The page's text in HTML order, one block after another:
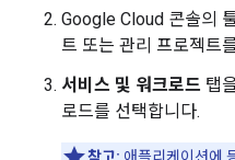
Google Cloud 콘솔의
트 또는 관리 프로젝트
서비스 및 워크로드 탭
로드를 선택합니다.
참고: 애플리케이션에